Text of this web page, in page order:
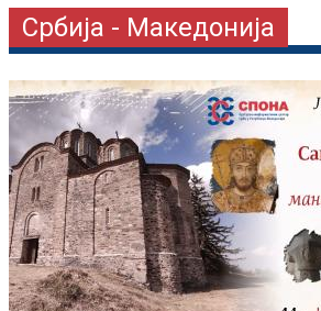
Србија - Македонија